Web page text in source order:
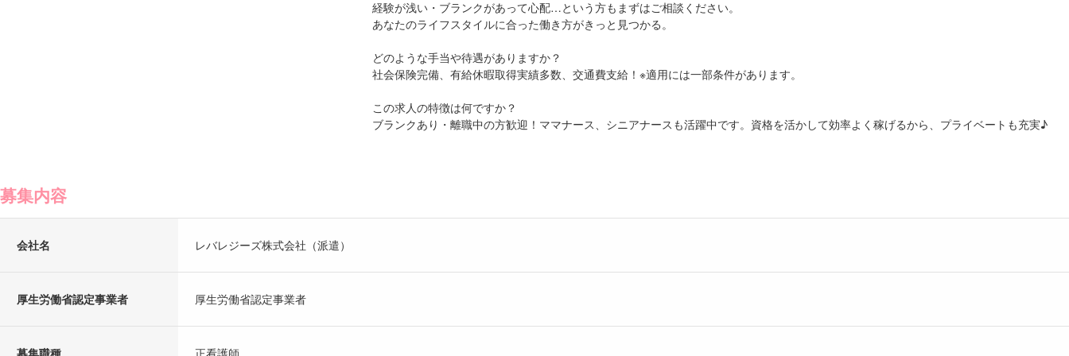
経験が浅い・ブランクがあって心配…という方もまずはご相談ください。
あなたのライフスタイルに合った働き方がきっと見つかる。
どのような手当や待遇がありますか？
社会保険完備、有給休暇取得実績多数、交通費支給！※適用には一部条件があります。
この求人の特徴は何ですか？
ブランクあり・離職中の方歓迎！ママナース、シニアナースも活躍中です。資格を活かして効率よく稼げるから、プライベートも充実♪
募集内容
会社名 レバレジーズ株式会社（派遣）
厚生労働省認定事業者 厚生労働省認定事業者
募集職種 正看護師